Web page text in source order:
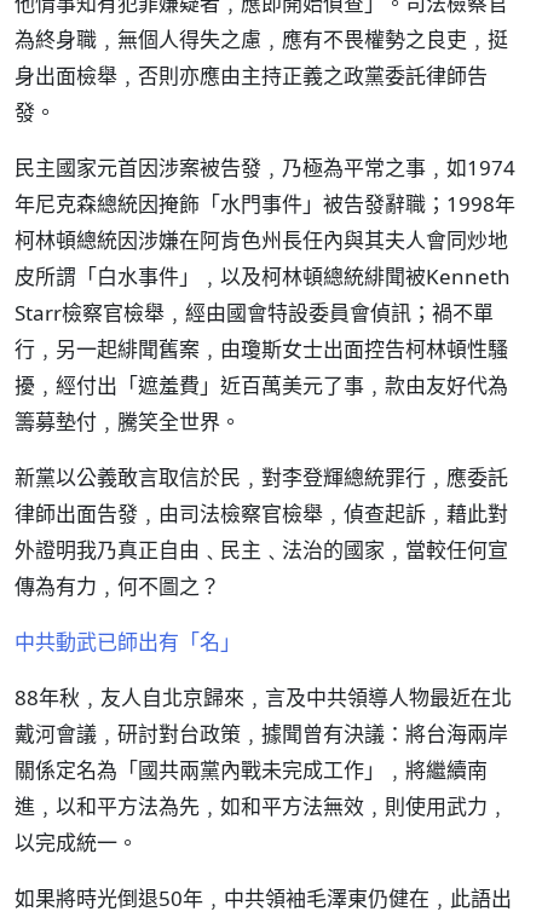
為終身職﹐無個人得失之慮﹐應有不畏權勢之良吏﹐挺
身出面檢舉﹐否則亦應由主持正義之政黨委託律師告
發。
民主國家元首因涉案被告發﹐乃極為平常之事﹐如1974
年尼克森總統因掩飾「水門事件」被告發辭職；1998年
柯林頓總統因涉嫌在阿肯色州長任內與其夫人會同炒地
皮所謂「白水事件」﹐以及柯林頓總統緋聞被Kenneth
Starr檢察官檢舉﹐經由國會特設委員會偵訊；禍不單
行﹐另一起緋聞舊案﹐由瓊斯女士出面控告柯林頓性騷
擾﹐經付出「遮羞費」近百萬美元了事﹐款由友好代為
籌募墊付﹐騰笑全世界。
新黨以公義敢言取信於民﹐對李登輝總統罪行﹐應委託
律師出面告發﹐由司法檢察官檢舉﹐偵查起訴﹐藉此對
外證明我乃真正自由﹑民主﹑法治的國家﹐當較任何宣
傳為有力﹐何不圖之？
中共動武已師出有「名」
88年秋﹐友人自北京歸來﹐言及中共領導人物最近在北
戴河會議﹐研討對台政策﹐據聞曾有決議：將台海兩岸
關係定名為「國共兩黨內戰未完成工作」﹐將繼續南
進﹐以和平方法為先﹐如和平方法無效﹐則使用武力﹐
以完成統一。
如果將時光倒退50年﹐中共領袖毛澤東仍健在﹐此語出